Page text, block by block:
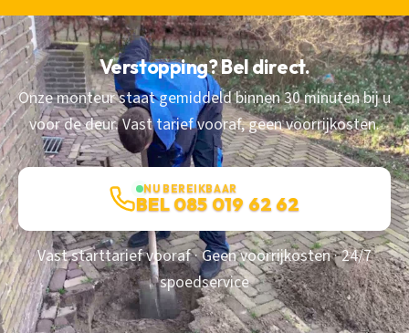
Verstopping? Bel direct.
Onze monteur staat gemiddeld binnen 30 minuten bij u
voor de deur. Vast tarief vooraf, geen voorrijkosten.
NU BEREIKBAAR
BEL 085 019 62 62
Vast starttarief vooraf · Geen voorrijkosten · 24/7
spoedservice